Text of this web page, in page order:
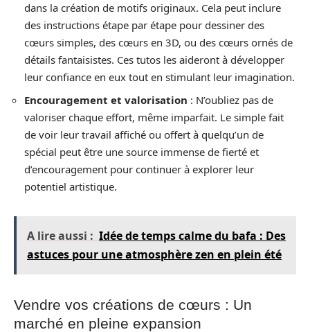
dans la création de motifs originaux. Cela peut inclure
des instructions étape par étape pour dessiner des
cœurs simples, des cœurs en 3D, ou des cœurs ornés de
détails fantaisistes. Ces tutos les aideront à développer
leur confiance en eux tout en stimulant leur imagination.
Encouragement et valorisation : N’oubliez pas de
valoriser chaque effort, même imparfait. Le simple fait
de voir leur travail affiché ou offert à quelqu’un de
spécial peut être une source immense de fierté et
d’encouragement pour continuer à explorer leur
potentiel artistique.
A lire aussi : Idée de temps calme du bafa : Des
astuces pour une atmosphère zen en plein été
Vendre vos créations de cœurs : Un
marché en pleine expansion